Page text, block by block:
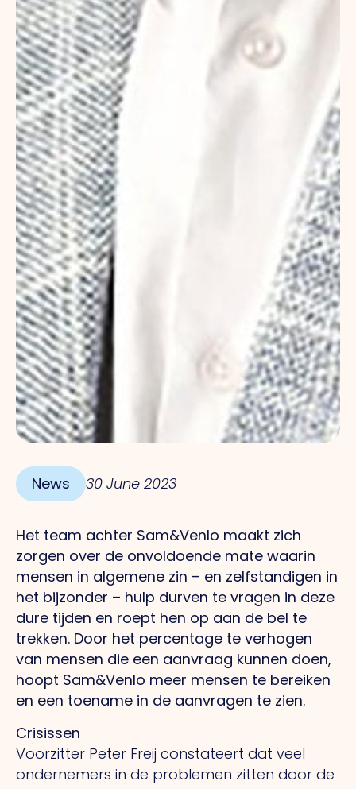
News 30 June 2023
Het team achter Sam&Venlo maakt zich
zorgen over de onvoldoende mate waarin
mensen in algemene zin – en zelfstandigen in
het bijzonder – hulp durven te vragen in deze
dure tijden en roept hen op aan de bel te
trekken. Door het percentage te verhogen
van mensen die een aanvraag kunnen doen,
hoopt Sam&Venlo meer mensen te bereiken
en een toename in de aanvragen te zien.
Crisissen
Voorzitter Peter Freij constateert dat veel
ondernemers in de problemen zitten door de